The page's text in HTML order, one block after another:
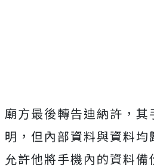
廟方最後轉告迪納許，其
明，但內部資料與資料均
允許他將手機內的資料備